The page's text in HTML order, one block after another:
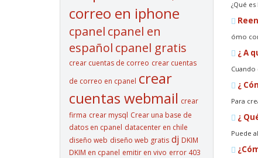
¿Qué
ómo
¿ A
¿
Para
¿
Puede
correo en iphone
cpanel cpanel en
español cpanel gratis
crear cuentas de correo crear cuentas
de correo en cpanel crear
cuentas webmail crear
firma crear mysql Crear una base de
datos en cpanel datacenter en chile
diseño web diseño web gratis dj DKIM
DKIM en cpanel emitir en vivo error 403